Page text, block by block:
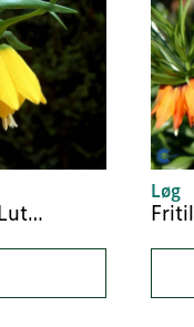
Fritillaria imperialis ‘Lutea’
Løg